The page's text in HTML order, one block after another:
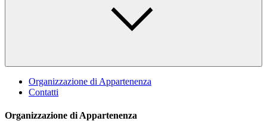
Organizzazione di Appartenenza
Contatti
Organizzazione di Appartenenza